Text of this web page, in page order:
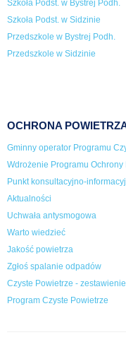
Szkoła Podst. w Bystrej Podh.
Szkoła Podst. w Sidzinie
Przedszkole w Bystrej Podh.
Przedszkole w Sidzinie
OCHRONA
Gminny operator Programu
Wdrożenie Programu
Punkt konsultacyjno-
Aktualności
Uchwała antysmogowa
Warto wiedzieć
Jakość powietrza
Zgłoś spalanie odpadów
Czyste Powietrze -
Program Czyste Powietrze